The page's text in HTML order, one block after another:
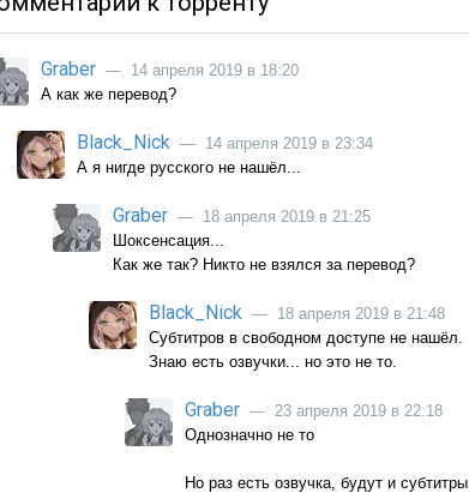
Graber — 14 апреля 2019 в 18:20
А как же перевод?
Black_Nick — 14 апреля 2019 в 23:34
А я нигде русского не нашёл...
Graber — 18 апреля 2019 в 21:25
Шоксенсация...
Как же так? Никто не взялся за перевод?
Black_Nick — 18 апреля 2019 в 21:48
Субтитров в свободном доступе не нашёл.
Знаю есть озвучки... но это не то.
Graber — 23 апреля 2019 в 22:18
Однозначно не то
Но раз есть озвучка, будут и субтитры